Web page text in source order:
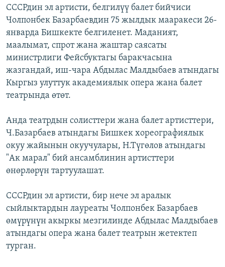
СССРдин эл артисти, белгилүү балет бийчиси
Чолпонбек Базарбаевдин 75 жылдык мааракеси 26-
январда Бишкекте белгиленет. Маданият,
маалымат, спрот жана жаштар саясаты
министрлиги Фейсбуктагы баракчасына
жазгандай, иш-чара Абдылас Малдыбаев атындагы
Кыргыз улуттук академиялык опера жана балет
театрында өтөт.
Анда театрдын солисттери жана балет артисттери,
Ч.Базарбаев атындагы Бишкек хореографиялык
окуу жайынын окуучулары, Н.Түгөлов атындагы
"Ак марал" бий ансамблинин артисттери
өнөрлөрүн тартуулашат.
СССРдин эл артисти, бир нече эл аралык
сыйлыктардын лауреаты Чолпонбек Базарбаев
өмүрүнүн акыркы мезгилинде Абдылас Малдыбаев
атындагы опера жана балет театрын жетектеп
турган.